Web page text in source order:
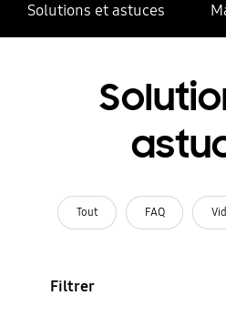
Solutions et astuces
Tout FAQ
Filtrer